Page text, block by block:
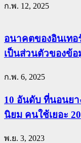
ก.พ. 12, 2025
อนาคตของอินเทอ
เป็นส่วนตัวของข้อ
ก.พ. 6, 2025
10 อันดับ ที่นอนย
นิยม คนใช้เยอะ
พ.ย. 3, 2023